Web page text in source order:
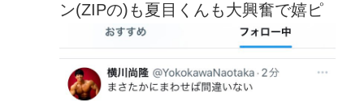
ン(ZIPの)も夏目くんも大興奮で嬉ピ